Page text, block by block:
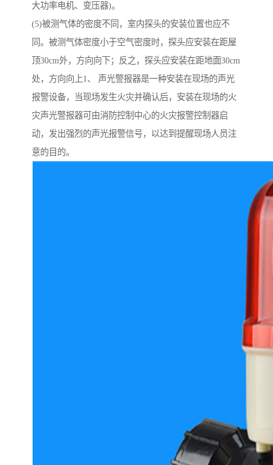
大功率电机、变压器)。
(5)被测气体的密度不同，室内探头的安装位置也应不
同。被测气体密度小于空气密度时，探头应安装在距屋
顶30cm外，方向向下；反之，探头应安装在距地面30cm
处，方向向上1、 声光警报器是一种安装在现场的声光
报警设备，当现场发生火灾并确认后，安装在现场的火
灾声光警报器可由消防控制中心的火灾报警控制器启
动，发出强烈的声光报警信号，以达到提醒现场人员注
意的目的。